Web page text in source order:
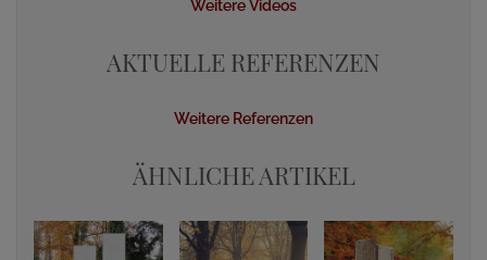
Weitere Videos
AKTUELLE REFERENZEN
Weitere Referenzen
ÄHNLICHE ARTIKEL